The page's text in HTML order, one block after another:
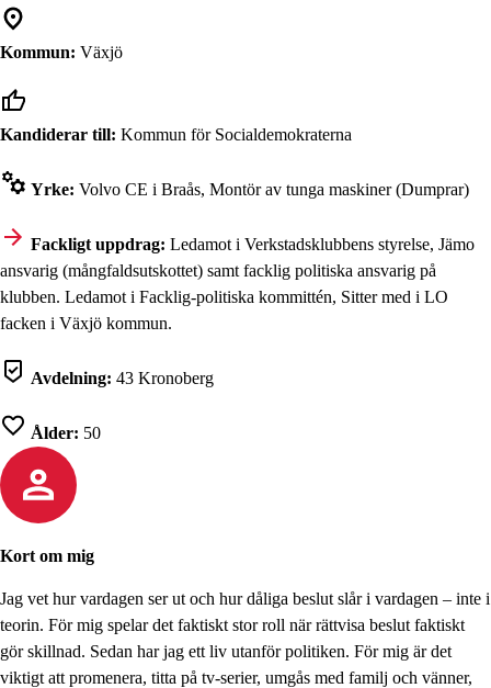
Kommun: Växjö
Kandiderar till: Kommun för Socialdemokraterna
Yrke: Volvo CE i Braås, Montör av tunga maskiner (Dumprar)
Fackligt uppdrag: Ledamot i Verkstadsklubbens styrelse, Jämo
ansvarig (mångfaldsutskottet) samt facklig politiska ansvarig på
klubben. Ledamot i Facklig-politiska kommittén, Sitter med i LO
facken i Växjö kommun.
Avdelning: 43 Kronoberg
Ålder: 50
Kort om mig
Jag vet hur vardagen ser ut och hur dåliga beslut slår i vardagen – inte i
teorin. För mig spelar det faktiskt stor roll när rättvisa beslut faktiskt
gör skillnad. Sedan har jag ett liv utanför politiken. För mig är det
viktigt att promenera, titta på tv-serier, umgås med familj och vänner,